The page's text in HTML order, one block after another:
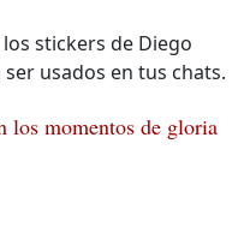
stickers de Diego
usados en tus chats.
los momentos de gloria